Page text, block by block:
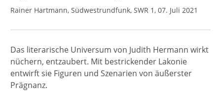
Rainer Hartmann, Südwestrundfunk, SWR 1, 07. Juli 2021
Das literarische Universum von Judith Hermann wirkt
nüchern, entzaubert. Mit bestrickender Lakonie
entwirft sie Figuren und Szenarien von äußerster
Prägnanz.